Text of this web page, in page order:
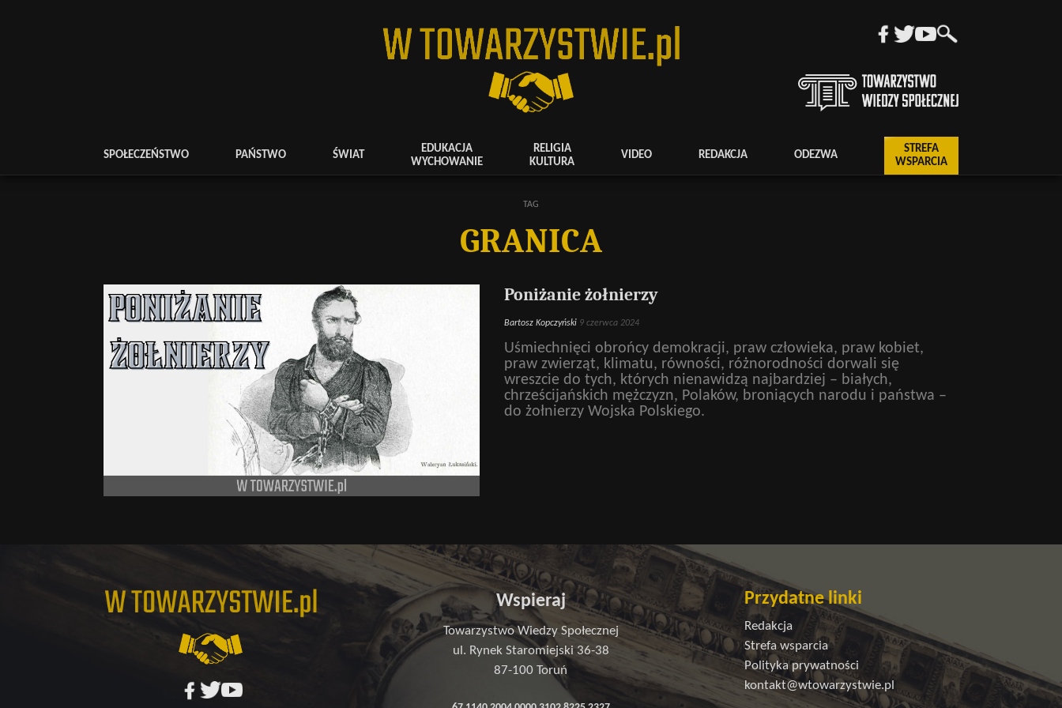
SPOŁECZEŃSTWO PAŃSTWO ŚWIAT
EDUKACJA
WYCHOWANIE
RELIGIA
KULTURA
VIDEO REDAKCJA ODEZWA
STREFA
WSPARCIA
TAG
GRANICA
Poniżanie żołnierzy
Bartosz Kopczyński 9 czerwca 2024
Uśmiechnięci obrońcy demokracji, praw człowieka, praw kobiet,
praw zwierząt, klimatu, równości, różnorodności dorwali się
wreszcie do tych, których nienawidzą najbardziej – białych,
chrześcijańskich mężczyzn, Polaków, broniących narodu i państwa –
do żołnierzy Wojska Polskiego.
Wspieraj
Towarzystwo Wiedzy Społecznej
ul. Rynek Staromiejski 36-38
87-100 Toruń
Przydatne linki
Redakcja
Strefa wsparcia
Polityka prywatności
kontakt@wtowarzystwie.pl